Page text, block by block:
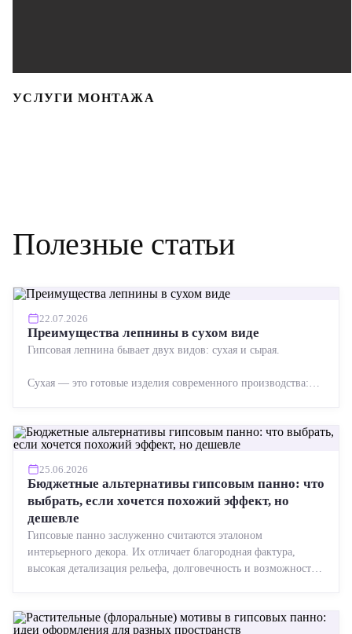
УСЛУГИ МОНТАЖА
Полезные статьи
22.07.2026
Преимущества лепнины в сухом виде
Гипсовая лепнина бывает двух видов: сухая и сырая.
Сухая — это готовые изделия современного производства:
25.06.2026
Бюджетные альтернативы гипсовым панно: что
выбрать, если хочется похожий эффект, но
дешевле
Гипсовые панно заслуженно считаются эталоном
интерьерного декора. Их отличает благородная фактура,
высокая детализация рельефа, долговечность и возможность